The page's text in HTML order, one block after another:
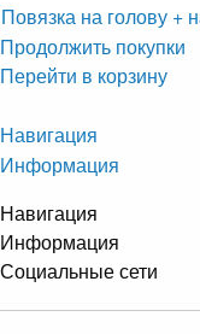
Повязка на голову +
Продолжить покупки
Перейти в корзину
Навигация
Информация
Навигация
Информация
Социальные сети